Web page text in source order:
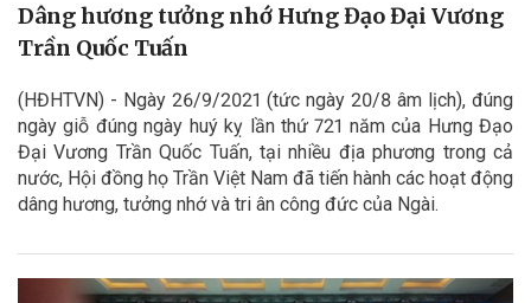
Dâng hương tưởng nhớ Hưng Đạo Đại Vương
Trần Quốc Tuấn
(HĐHTVN) - Ngày 26/9/2021 (tức ngày 20/8 âm lịch), đúng
ngày giỗ đúng ngày huý kỵ lần thứ 721 năm của Hưng Đạo
Đại Vương Trần Quốc Tuấn, tại nhiều địa phương trong cả
nước, Hội đồng họ Trần Việt Nam đã tiến hành các hoạt động
dâng hương, tưởng nhớ và tri ân công đức của Ngài.